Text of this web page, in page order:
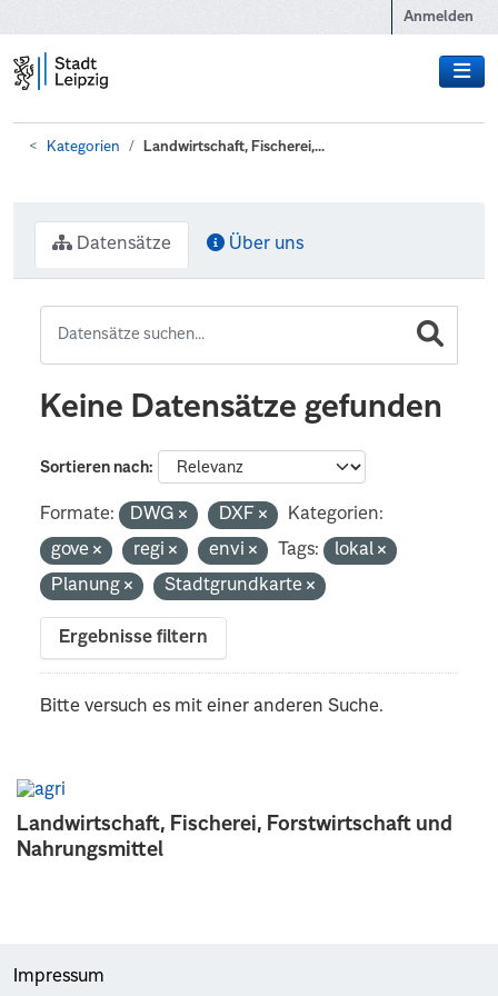
Anmelden
Kategorien Landwirtschaft, Fischerei,...
Landwirtschaft, Fischerei, Forstwirtschaft und
Nahrungsmittel
Datensätze Über uns
Keine Datensätze gefunden
Sortieren nach
Formate: DWG DXF
Kategorien:
gove
regi envi Tags:
lokal
Planung
Stadtgrundkarte
Ergebnisse filtern
Bitte versuch es mit einer anderen Suche.
Impressum